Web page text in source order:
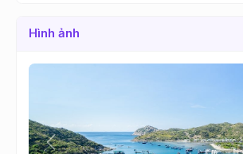
Hình ảnh
Lùi